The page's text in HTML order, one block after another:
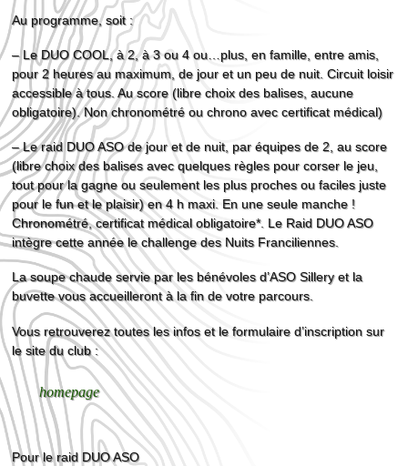
Au programme, soit :
– Le DUO COOL, à 2, à 3 ou 4 ou…plus, en famille, entre amis,
pour 2 heures au maximum, de jour et un peu de nuit. Circuit loisir
accessible à tous. Au score (libre choix des balises, aucune
obligatoire). Non chronométré ou chrono avec certificat médical)
– Le raid DUO ASO de jour et de nuit, par équipes de 2, au score
(libre choix des balises avec quelques règles pour corser le jeu,
tout pour la gagne ou seulement les plus proches ou faciles juste
pour le fun et le plaisir) en 4 h maxi. En une seule manche !
Chronométré, certificat médical obligatoire*. Le Raid DUO ASO
intègre cette année le challenge des Nuits Franciliennes.
La soupe chaude servie par les bénévoles d’ASO Sillery et la
buvette vous accueilleront à la fin de votre parcours.
Vous retrouverez toutes les infos et le formulaire d’inscription sur
le site du club :
homepage
Pour le raid DUO ASO